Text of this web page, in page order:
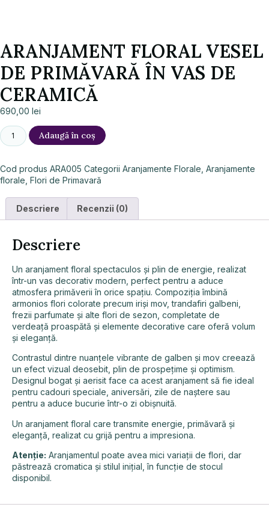
ARANJAMENT FLORAL VESEL
DE PRIMĂVARĂ ÎN VAS DE
CERAMICĂ
690,00 lei
Adaugă în coș
Cod produs ARA005 Categorii Aranjamente Florale Aranjamente
florale Flori de Primavară
Descriere Recenzii (0)
Descriere
Un aranjament floral spectaculos și plin de energie, realizat
într-un vas decorativ modern, perfect pentru a aduce
atmosfera primăverii în orice spațiu. Compoziția îmbină
armonios flori colorate precum iriși mov, trandafiri galbeni,
frezii parfumate și alte flori de sezon, completate de
verdeață proaspătă și elemente decorative care oferă volum
și eleganță.
Contrastul dintre nuanțele vibrante de galben și mov creează
un efect vizual deosebit, plin de prospețime și optimism.
Designul bogat și aerisit face ca acest aranjament să fie ideal
pentru cadouri speciale, aniversări, zile de naștere sau
pentru a aduce bucurie într-o zi obișnuită.
Un aranjament floral care transmite energie, primăvară și
eleganță, realizat cu grijă pentru a impresiona.
Atenție: Aranjamentul poate avea mici variații de flori, dar
păstrează cromatica și stilul inițial, în funcție de stocul
disponibil.